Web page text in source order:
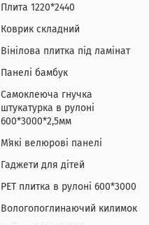
Плита 1220*2440
Коврик складний
Вінілова плитка під ламінат
Панелі бамбук
Самоклеюча гнучка
штукатурка в рулоні
600*3000*2,5мм
Мʼякі велюрові панелі
Гаджети для дітей
PET плитка в рулоні 600*3000
Вологопоглинаючий килимок